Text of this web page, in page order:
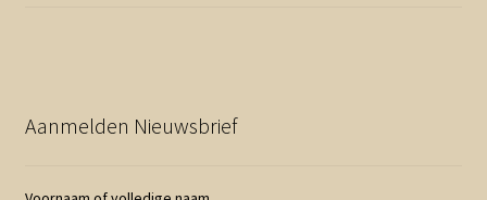
Aanmelden Nieuwsbrief